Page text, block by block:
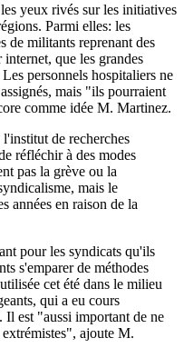
yeux rivés sur les initiatives
Parmi elles: les
de militants reprenant des
que les grandes
personnels hospitaliers ne
mais "ils pourraient
comme idée M. Martinez.
de recherches
réfléchir à des modes
pas la grève ou la
mais le
années en raison de la
pour les syndicats qu'ils
s'emparer de méthodes
cet été dans le milieu
qui a eu cours
Il est "aussi important de ne
extrémistes", ajoute M.